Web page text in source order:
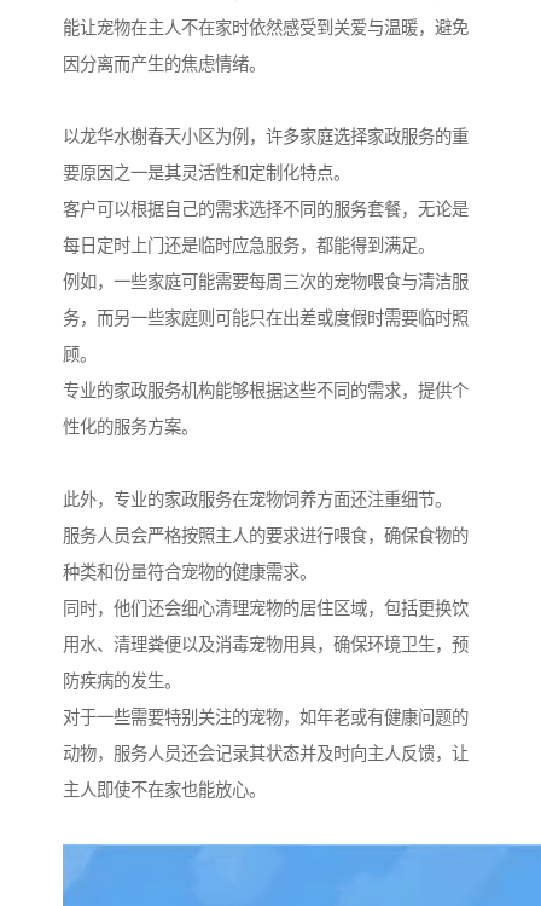
能让宠物在主人不在家时依然感受到关爱与温暖，避免
因分离而产生的焦虑情绪。
以龙华水榭春天小区为例，许多家庭选择家政服务的重
要原因之一是其灵活性和定制化特点。
客户可以根据自己的需求选择不同的服务套餐，无论是
每日定时上门还是临时应急服务，都能得到满足。
例如，一些家庭可能需要每周三次的宠物喂食与清洁服
务，而另一些家庭则可能只在出差或度假时需要临时照
顾。
专业的家政服务机构能够根据这些不同的需求，提供个
性化的服务方案。
此外，专业的家政服务在宠物饲养方面还注重细节。
服务人员会严格按照主人的要求进行喂食，确保食物的
种类和份量符合宠物的健康需求。
同时，他们还会细心清理宠物的居住区域，包括更换饮
用水、清理粪便以及消毒宠物用具，确保环境卫生，预
防疾病的发生。
对于一些需要特别关注的宠物，如年老或有健康问题的
动物，服务人员还会记录其状态并及时向主人反馈，让
主人即使不在家也能放心。